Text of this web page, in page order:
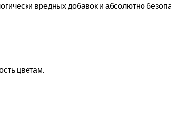
вредных добавок и абсолютно
цветам.